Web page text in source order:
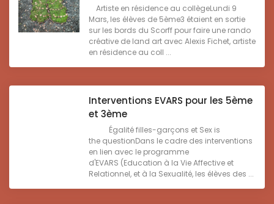
Artiste en résidence au collègeLundi 9
Mars, les élèves de 5ème3 étaient en sortie
sur les bords du Scorff pour faire une rando
créative de land art avec Alexis Fichet, artiste
en résidence au coll ...
Interventions EVARS pour les 5ème
et 3ème
Égalité filles-garçons et Sex is
the questionDans le cadre des interventions
en lien avec le programme
d'EVARS (Education à la Vie Affective et
Relationnel, et à la Sexualité, les élèves des ...